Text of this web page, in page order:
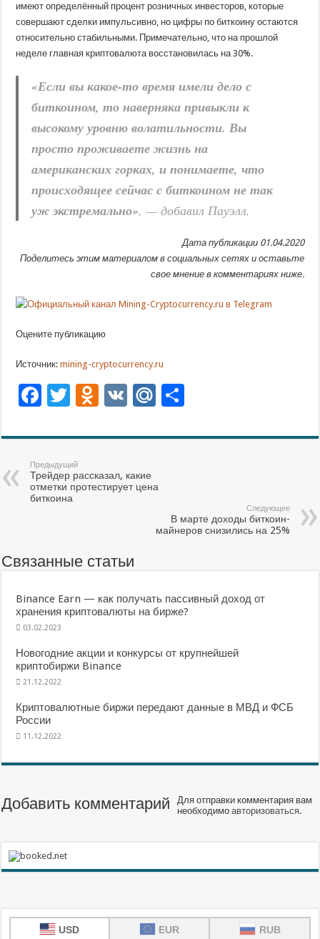
имеют определённый процент розничных инвесторов, которые
совершают сделки импульсивно, но цифры по биткоину остаются
относительно стабильными. Примечательно, что на прошлой
неделе главная криптовалюта восстановилась на 30%.
«Если вы какое-то время имели дело с
биткоином, то наверняка привыкли к
высокому уровню волатильности. Вы
просто проживаете жизнь на
американских горках, и понимаете, что
происходящее сейчас с биткоином не так
уж экстремально», — добавил Пауэлл.
Дата публикации 01.04.2020
Поделитесь этим материалом в социальных сетях и оставьте
свое мнение в комментариях ниже.
Оцените публикацию
Источник: mining-cryptocurrency.ru
Facebook
Twitter
Odnoklassniki
VK Mail.Ru
Предыдущий
Трейдер рассказал, какие
отметки протестирует цена
биткоина
Следующее
В марте доходы биткоин-
майнеров снизились на 25%
Связанные статьи
Binance Earn — как получать пассивный доход от
хранения криптовалюты на бирже?
03.02.2023
Новогодние акции и конкурсы от крупнейшей
криптобиржи Binance
21.12.2022
Криптовалютные биржи передают данные в МВД и ФСБ
России
11.12.2022
Добавить комментарий
Для отправки комментария вам
необходимоавторизоваться.